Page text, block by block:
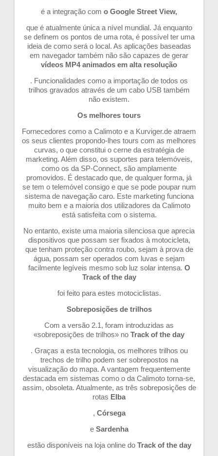
é a integração com o Google Street View,
que é atualmente única a nível mundial. Já enquanto
se definem os pontos de uma rota, é possível ter uma
ideia de como será o local. As aplicações baseadas
em navegador também não são capazes de gerar
vídeos MP4 animados em alta resolução
. Funcionalidades como a importação de todos os
trilhos gravados através de um cabo USB também
não existem.
Os melhores tours
Fornecedores como a Calimoto e a Kurviger.de atraem
os seus clientes propondo-lhes tours com as melhores
curvas, o que constitui o cerne da estratégia de
marketing. Além disso, os suportes para telemóveis,
como os da SP-Connect, são amplamente
promovidos. É destacado que, de qualquer forma, já
se tem o telemóvel consigo e que se pode poupar num
sistema de navegação caro. Este marketing funciona
muito bem e a maioria dos utilizadores da Calimoto
está satisfeita com o sistema.
No entanto, existe uma maioria silenciosa que aprecia
dispositivos que possam ser fixados à motocicleta,
que tenham proteção contra roubo, sejam à prova de
água, possam ser operados com luvas e sejam
facilmente legíveis mesmo sob luz solar intensa. O
Track of the day
foi feito para estes motociclistas.
Sobreposições de trilhos
Com a versão 2.1, foram introduzidas as
«sobreposições de trilhos» no Track of the day
. Graças a esta tecnologia, os melhores trilhos ou
trechos de trilho podem ser sobrepostos na
visualização do mapa. A vantagem frequentemente
destacada em sistemas como o da Calimoto torna-se,
assim, obsoleta. Atualmente, as três sobreposições de
rotas Elba
, Córsega
e Sardenha
estão disponíveis na loja online do Track of the day